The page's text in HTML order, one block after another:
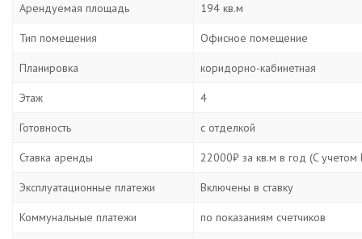
Арендуемая площадь 194 кв.м
Тип помещения Офисное помещение
Планировка коридорно-кабинетная
Этаж 4
Готовность с отделкой
Ставка аренды 22000₽ за кв.м в год (C
Эксплуатационные платежи Включены в ставку
Коммунальные платежи по показаниям счетчиков